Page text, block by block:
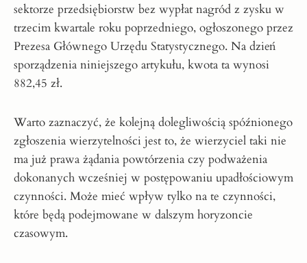
sektorze przedsiębiorstw bez wypłat nagród z zysku w
trzecim kwartale roku poprzedniego, ogłoszonego przez
Prezesa Głównego Urzędu Statystycznego. Na dzień
sporządzenia niniejszego artykułu, kwota ta wynosi
882,45 zł.
Warto zaznaczyć, że kolejną dolegliwością spóźnionego
zgłoszenia wierzytelności jest to, że wierzyciel taki nie
ma już prawa żądania powtórzenia czy podważenia
dokonanych wcześniej w postępowaniu upadłościowym
czynności. Może mieć wpływ tylko na te czynności,
które będą podejmowane w dalszym horyzoncie
czasowym.